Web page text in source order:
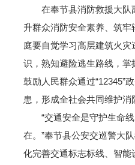
在奉节县消防救援大队
升群众消防安全素养、筑牢
庭要自觉学习高层建筑火
识，熟知避险逃生路线，掌
鼓励人民群众通过“12345”
患，形成全社会共同维护消
“交通安全是守护生命线
在。”奉节县公安交巡警大
化完善交通标志标线、智